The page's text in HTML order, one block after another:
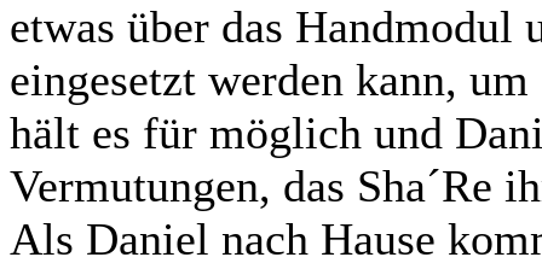
etwas über das Handmodul
eingesetzt werden kann,
hält es für möglich und
Vermutungen, das Sha´Re
Als Daniel nach Hause